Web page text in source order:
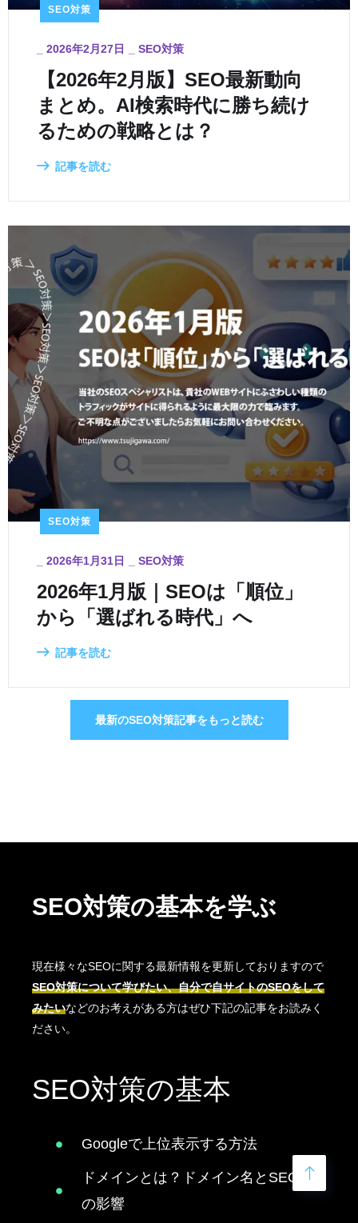
SEO対策
2026年2月27日 SEO対策
【2026年2月版】SEO最新動向
まとめ。AI検索時代に勝ち続け
るための戦略とは？
記事を読む
SEO対策
2026年1月31日 SEO対策
2026年1月版｜SEOは「順位」
から「選ばれる時代」へ
記事を読む
最新のSEO対策記事をもっと読む
SEO対策の基本を学ぶ
現在様々なSEOに関する最新情報を更新しておりますので
SEO対策について学びたい、自分で自サイトのSEOをして
みたいなどのお考えがある方はぜひ下記の記事をお読みく
ださい。
SEO対策の基本
Googleで上位表示する方法
ドメインとは？ドメイン名とSEO へ
の影響